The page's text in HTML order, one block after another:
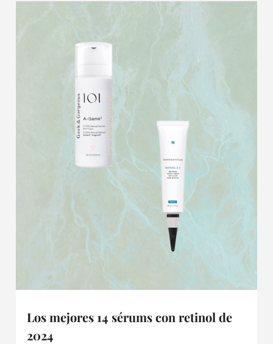
Los mejores 14 sérums con retinol de
2024